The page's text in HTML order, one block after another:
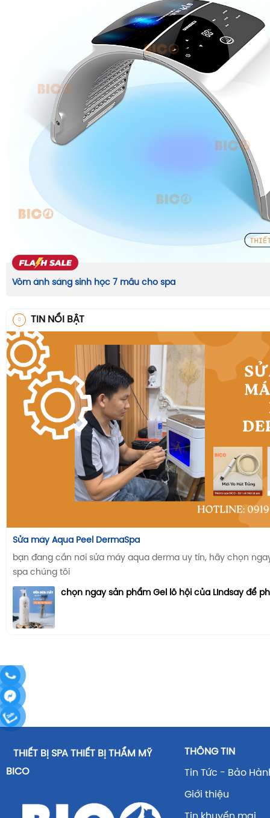
Vòm ánh sáng sinh học 7 mầu cho spa
TIN NỔI BẬT
Sửa máy Aqua Peel DermaSpa
bạn đang cần nơi sửa máy aqua derma uy tín, hãy chọn
spa chúng tôi
chọn ngay sản phẩm Gel lô hội của LIndsay để
THIẾT BỊ SPA THIẾT BỊ THẨM MỸ
BICO
THÔNG TIN
Tin Tức - Bảo
Giới thiệu